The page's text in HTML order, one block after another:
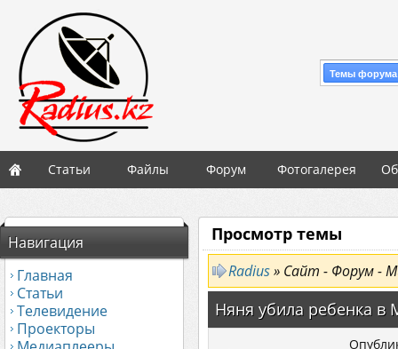
Темы
Статьи Файлы Форум Фотогалерея
Навигация
Главная
Статьи
Телевидение
Проекторы
Просмотр темы
Radius» Сайт - Форум -
Няня убила ребенка в